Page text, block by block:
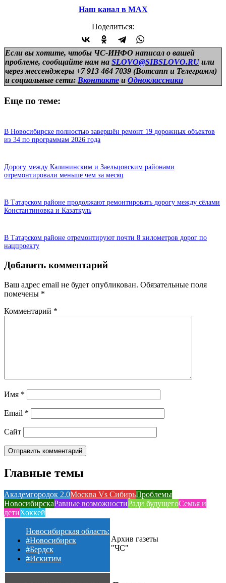
Наш канал в МАХ
Поделиться:
Если вы хотите, чтобы ЧС-ИНФО написал о вашей
проблеме, сообщайте нам на SLOVO@SIBSLOVO.RU или
через мессенджеры +7 913 464 7039 (Вотсапп и Телеграмм)
и социальные сети: Вконтакте и Одноклассники
Еще по теме:
В Новосибирске полностью завершён ремонт 19 дорожных объектов
из 34 по программам 2026 года
Дорогу между Калининским и Заельцовским районами
отремонтировали меньше чем за месяц
В Татарском районе продолжают ремонтировать дорогу между сёлами
Константиновка и Казаткуль
В Татарском районе отремонтируют почти 8 километров дорог по
нацпроекту
Добавить комментарий
Ваш адрес email не будет опубликован. Обязательные поля
помечены *
Комментарий *
Имя *
Email *
Сайт
Главные темы
Академгородок 2.0Москва Vs СибирьПроблемы
НовосибирскаРавные возможностиРади будущегоСемья и
детиХоккей
Новосибирская область:
#Новосибирск
#Бердск
#Искитим
Архив газеты
"ЧС"